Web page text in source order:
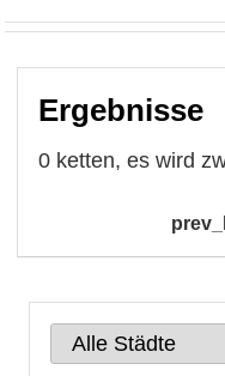
Ergebnisse
0 ketten, es wird